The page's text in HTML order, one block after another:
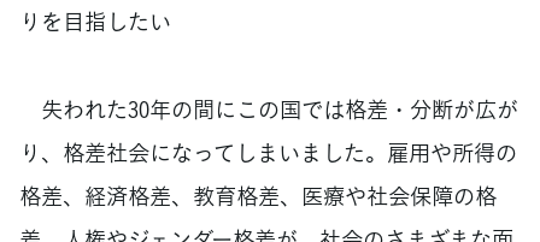
りを目指したい
失われた30年の間にこの国では格差・分断が広が
り、格差社会になってしまいました。雇用や所得の
格差、経済格差、教育格差、医療や社会保障の格